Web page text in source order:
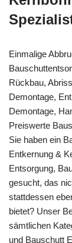
Einmalige
Rückbau,
Demontage,
Demontage,
Preiswerte
Sie haben ein
Entkernung &
Entsorgung,
gesucht, das
stattdessen
bietet? Unser
sämtlichen
und Bauschutt